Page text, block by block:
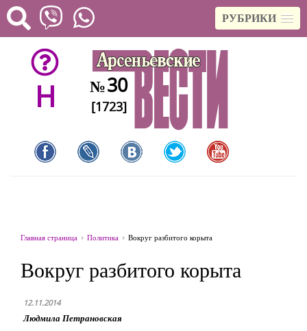
РУБРИКИ
H №30
[1723]
Главная страница Политика Вокруг разбитого корыта
Вокруг разбитого корыта
12.11.2014
Людмила Петрановская